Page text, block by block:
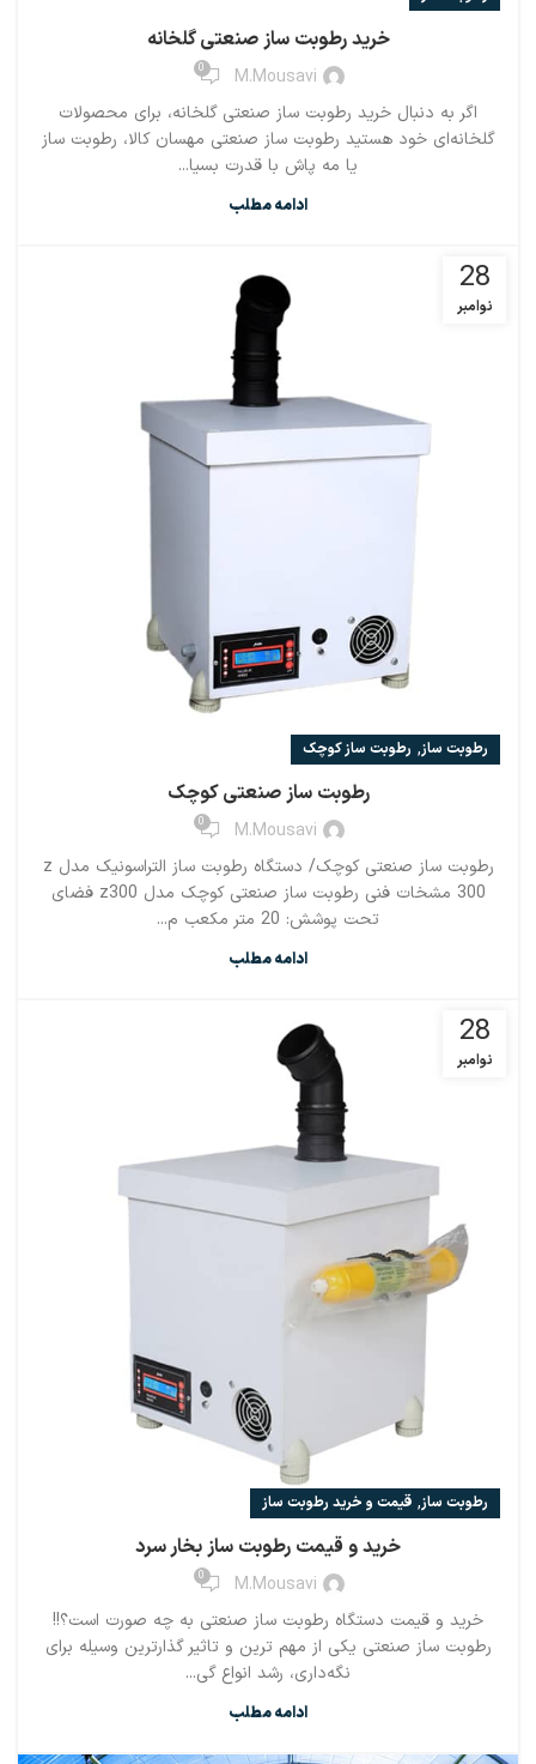
خرید رطوبت ساز صنعتی گلخانه
M.mousavi
0
اگر به دنبال خرید رطوبت ساز صنعتی گلخانه، برای محصولات
گلخانه‌ای خود هستید رطوبت ساز صنعتی مهسان کالا، رطوبت ساز
یا مه پاش با قدرت بسیا...
ادامه مطلب
28
نوامبر
رطوبت ساز, رطوبت ساز کوچک
رطوبت ساز صنعتی کوچک
M.mousavi
0
رطوبت ساز صنعتی کوچک/ دستگاه رطوبت ساز التراسونیک مدل z
300 مشخات فنی رطوبت ساز صنعتی کوچک مدل z300 فضای
تحت پوشش: 20 متر مکعب م...
ادامه مطلب
28
نوامبر
رطوبت ساز, قیمت و خرید رطوبت ساز
خرید و قیمت رطوبت ساز بخار سرد
M.mousavi
0
خرید و قیمت دستگاه رطوبت ساز صنعتی به چه صورت است؟!!
رطوبت ساز صنعتی یکی از مهم ترین و تاثیر گذارترین وسیله برای
نگه‌داری، رشد انواع گی...
ادامه مطلب